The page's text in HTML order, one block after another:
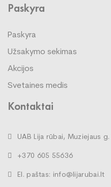
Paskyra
Paskyra
Užsakymo sekimas
Akcijos
Svetaines medis
Kontaktai
UAB Lija rūbai, Muziejaus
+370 605 55636
El. paštas: info@lijarubai.lt